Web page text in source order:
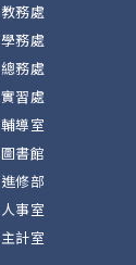
教務處
學務處
總務處
實習處
輔導室
圖書館
進修部
人事室
主計室